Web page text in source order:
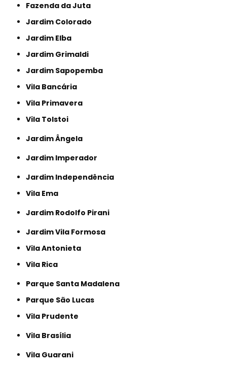
Fazenda da Juta
Jardim Colorado
Jardim Elba
Jardim Grimaldi
Jardim Sapopemba
Vila Bancária
Vila Primavera
Vila Tolstoi
Jardim Ângela
Jardim Imperador
Jardim Independência
Vila Ema
Jardim Rodolfo Pirani
Jardim Vila Formosa
Vila Antonieta
Vila Rica
Parque Santa Madalena
Parque São Lucas
Vila Prudente
Vila Brasília
Vila Guarani